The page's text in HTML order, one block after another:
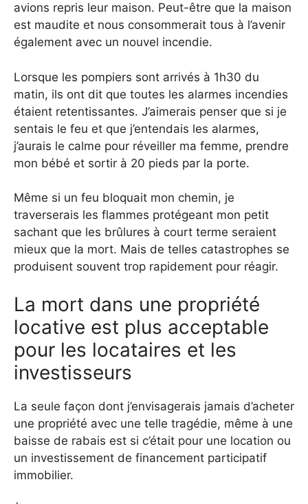
avions repris leur maison. Peut-être que la maison
est maudite et nous consommerait tous à l’avenir
également avec un nouvel incendie.
Lorsque les pompiers sont arrivés à 1h30 du
matin, ils ont dit que toutes les alarmes incendies
étaient retentissantes. J’aimerais penser que si je
sentais le feu et que j’entendais les alarmes,
j’aurais le calme pour réveiller ma femme, prendre
mon bébé et sortir à 20 pieds par la porte.
Même si un feu bloquait mon chemin, je
traverserais les flammes protégeant mon petit
sachant que les brûlures à court terme seraient
mieux que la mort. Mais de telles catastrophes se
produisent souvent trop rapidement pour réagir.
La mort dans une propriété
locative est plus acceptable
pour les locataires et les
investisseurs
La seule façon dont j’envisagerais jamais d’acheter
une propriété avec une telle tragédie, même à une
baisse de rabais est si c’était pour une location ou
un investissement de financement participatif
immobilier.